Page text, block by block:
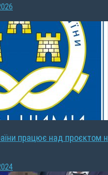
працює над проєктом